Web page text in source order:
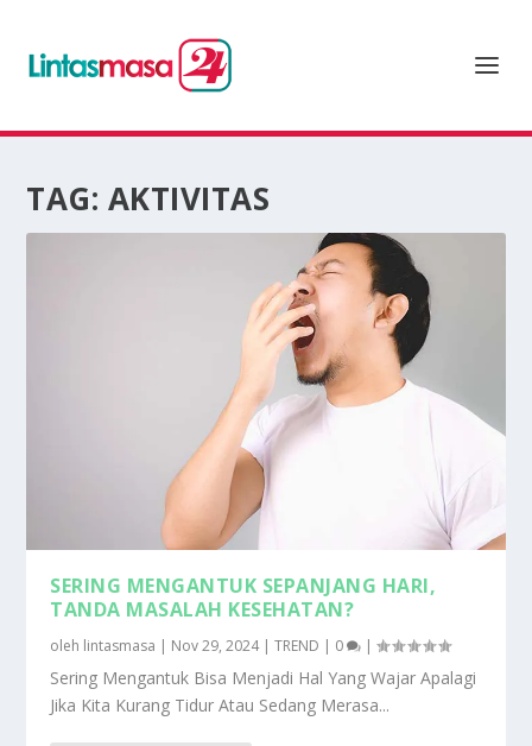
TAG: AKTIVITAS
SERING MENGANTUK SEPANJANG HARI,
TANDA MASALAH KESEHATAN?
oleh lintasmasa | Nov 29, 2024|TREND | 0 |
Sering Mengantuk Bisa Menjadi Hal Yang Wajar Apalagi
Jika Kita Kurang Tidur Atau Sedang Merasa...